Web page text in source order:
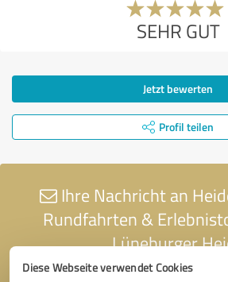
Diese Webseite verwendet Cookies
SEHR GUT
Jetzt bewerten
Profil teilen
Ihre Nachricht an
Rundfahrten &
Lüneburger